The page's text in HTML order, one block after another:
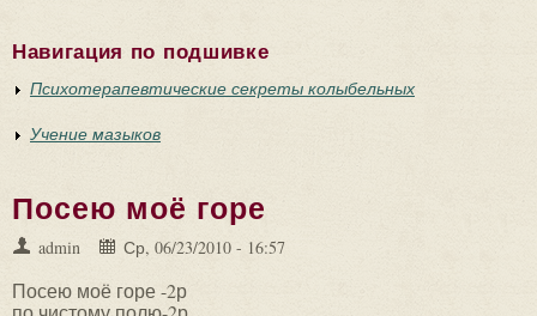
Навигация по подшивке
Психотерапевтические секреты колыбельных
Учение мазыков
Посею моё горе
admin Ср, 06/23/2010 - 16:57
Посею моё горе -2р